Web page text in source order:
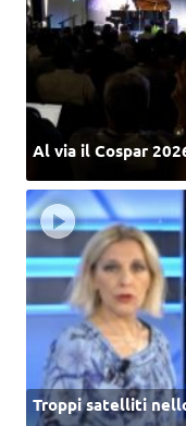
Al via il Cospar
Troppi satelliti